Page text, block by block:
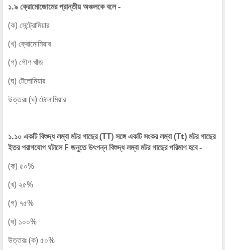
১.৯ ক্রোমোজোমের প্রান্তীয় অঞ্চলকে বলে -
(ক) সেন্ট্রোমিয়ার
(খ) ক্রোমোমিয়ার
(গ) গৌণ খাঁজ
(ঘ) টেলোমিয়ার
উত্তরঃ (ঘ) টেলোমিয়ার
১.১০ একটি বিশুদ্ধ লম্বা মটর গাছের (TT) সঙ্গে একটি সংকর লম্বা (Tt) মটর গাছের
ইতর পরাগযোগ ঘটালে F জনুতে উৎপন্ন বিশুদ্ধ লম্বা মটর গাছের পরিমাণ হবে -
(ক) ৫০%
(খ) ২৫%
(গ) ৭৫%
(ঘ) ১০০%
উত্তরঃ (ক) ৫০%